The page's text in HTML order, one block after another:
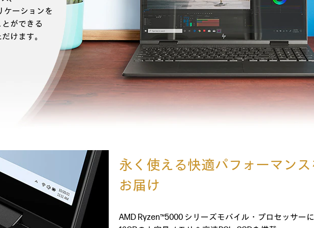
ケーションを
ができる
けます。
永く使える快適パフォーマンス
お届け
AMD Ryzen™5000 シリーズモバイル・プロセッサー